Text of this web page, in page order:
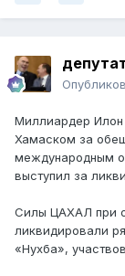
Миллиардер
Хамаском за
международным
выступил за
Силы ЦАХАЛ при
ликвидировали
«Нухба»,